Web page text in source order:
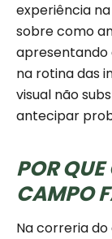
experiência
sobre como
apresentando
na rotina das
visual não
antecipar
POR
CAMPO
Na correria do